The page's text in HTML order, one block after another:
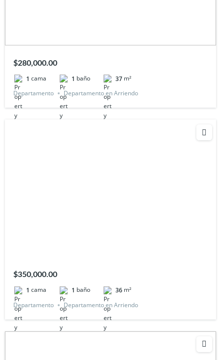
$280,000.00
1 cama 1 baño 37 m²
Departamento
Departamento en Arriendo
$350,000.00
1 cama 1 baño 36 m²
Departamento
Departamento en Arriendo